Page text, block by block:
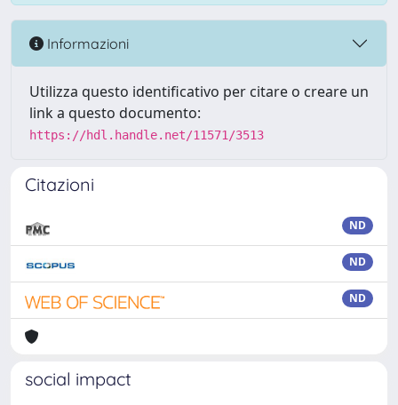
Informazioni
Utilizza questo identificativo per citare o creare un
link a questo documento:
https://hdl.handle.net/11571/3513
Citazioni
ND
ND
ND
social impact